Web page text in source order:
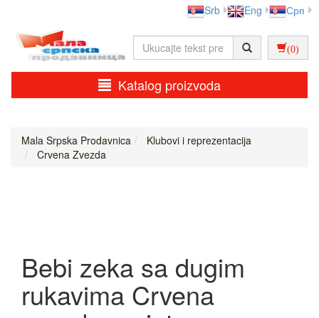
Srb Eng Срп
(0)
Katalog proizvoda
Mala Srpska Prodavnica
Klubovi i reprezentacija
Crvena Zvezda
Bebi zeka sa dugim
rukavima Crvena